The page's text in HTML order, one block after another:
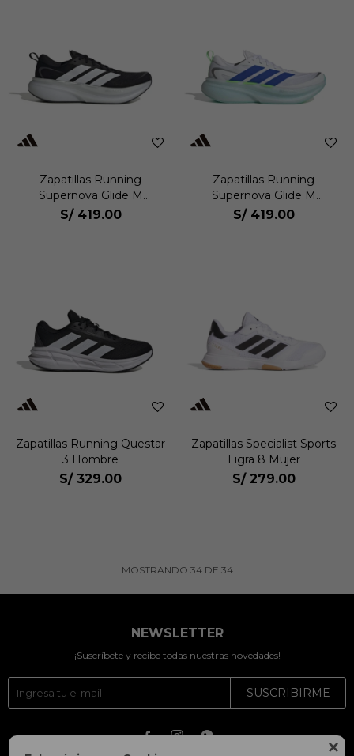

Zapatillas Running
Supernova Glide M
Hombre
S/ 419.00
Zapatillas Running
Supernova Glide M
Hombre
S/ 419.00
Zapatillas Running Questar
3 Hombre
S/ 329.00
Zapatillas Specialist Sports
Ligra 8 Mujer
S/ 279.00
MOSTRANDO 34DE 34
NEWSLETTER
¡Suscríbete y recibe todas nuestras novedades!
SUSCRIBIRME
  